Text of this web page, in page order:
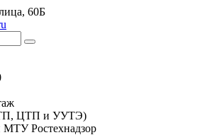
60Б
ЦТП и УУТЭ)
Ростехнадзор